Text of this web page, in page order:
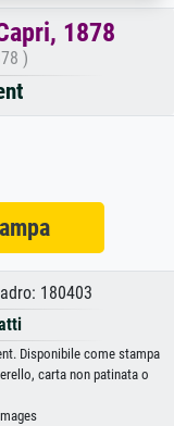
1878
)
180403
Disponibile come stampa
carta non patinata o